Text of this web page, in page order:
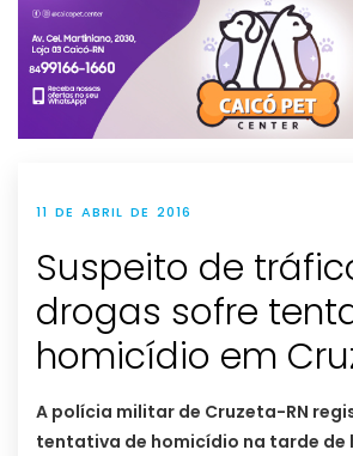
11 DE ABRIL DE 2016
Suspeito de
drogas sofre
homicídio em
A polícia militar de Cruzeta-RN
tentativa de homicídio na tarde de